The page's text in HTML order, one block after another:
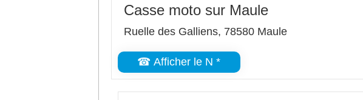
Casse moto sur Maule
Ruelle des Galliens, 78580 Maule
☎ Afficher le N *